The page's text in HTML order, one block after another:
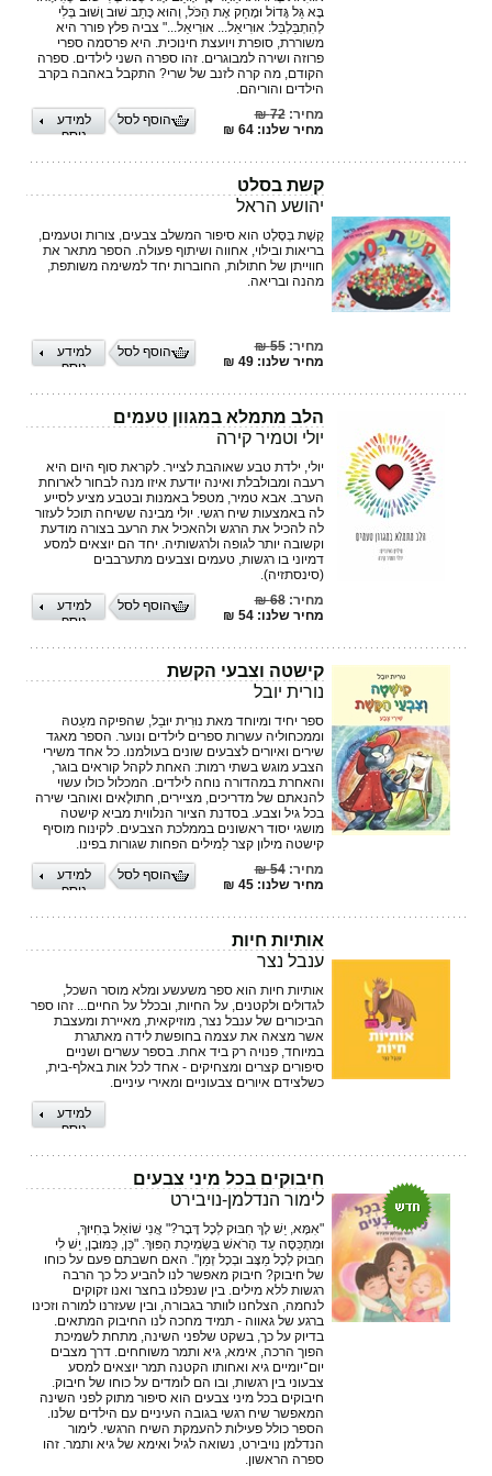
בָּא גַּל גָּדוֹל וּמָחַק אֶת הַכֹּל, וְהוּא כָּתַב שׁוּב וָשׁוּב בְּלִי
לְהִתְבַּלְבֵּל: אוּרִיאֵל... אוּרִיאֵל..." צביה פלץ פורר היא
משוררת, סופרת ויועצת חינוכית. היא פרסמה ספרי
פרוזה ושירה למבוגרים. זהו ספרה השני לילדים. ספרה
הקודם, מה קרה לזנב של שרי? התקבל באהבה בקרב
הילדים והוריהם.
מחיר:72 ₪
מחיר שלנו: 64 ₪
למידע
נוסף
הוסף לסל
קשת בסלט
יהושע הראל
קֶשֶׁת בְּסָּלָט הוא סיפור המשלב צבעים, צורות וטעמים,
בריאות ובילוי, אחווה ושיתוף פעולה. הספר מתאר את
חווייתן של חתולות, החוברות יחד למשימה משותפת,
מהנה ובריאה.
מחיר:55 ₪
מחיר שלנו: 49 ₪
למידע
נוסף
הוסף לסל
הלב מתמלא במגוון טעמים
יולי וטמיר קירה
יולי, ילדת טבע שאוהבת לצייר. לקראת סוף היום היא
רעבה ומבולבלת ואינה יודעת איזו מנה לבחור לארוחת
הערב. אבא טמיר, מטפל באמנות ובטבע מציע לסייע
לה באמצעות שיח רגשי. יולי מבינה ששיחה תוכל לעזור
לה להכיל את הרגש ולהאכיל את הרעב בצורה מודעת
וקשובה יותר לגופה ולרגשותיה. יחד הם יוצאים למסע
דמיוני בו רגשות, טעמים וצבעים מתערבבים
(סינסתזיה).
מחיר:68 ₪
מחיר שלנו: 54 ₪
למידע
נוסף
הוסף לסל
קישטה וצבעי הקשת
נורית יובל
ספר יחיד ומיוחד מאת נוּרִית יוּבַל, שהפיקה מעֵטהּ
וממכחוליה עשרות ספרים לילדים ונוער. הספר מאגד
שירים ואיורים לצבעים שונים בעולמנו. כל אחד משירי
הצבע מוגש בשתי רמות: האחת לקהל קוראים בוגר,
והאחרת במהדורה נוחה לילדים. המכלול כולו עשוי
להנאתם של מדריכים, מציירים, חתולָאים ואוהבי שירה
בכל גיל וצבע. בסדנת הציור הנלווית מביא קישטה
מושגי יסוד ראשונים בממלכת הצבעים. לקינוח מוסיף
קישטה מילון קצר לַמילים הפחות שגורות בפינו.
מחיר:54 ₪
מחיר שלנו: 45 ₪
למידע
נוסף
הוסף לסל
אותיות חיות
ענבל נצר
אותיות חיות הוא ספר משעשע ומלא מוסר השכל,
לגדולים ולקטנים, על החיות, ובכלל על החיים... זהו ספר
הביכורים של ענבל נצר, מוזיקאית, מאיירת ומעצבת
אשר מצאה את עצמה בחופשת לידה מאתגרת
במיוחד, פנויה רק ביד אחת. בספר עשרים ושניים
סיפורים קצרים ומצחיקים - אחד לכל אות באלף-בית,
כשלצידם איורים צבעוניים ומאירי עיניים.
למידע
נוסף
חיבוקים בכל מיני צבעים
לימור הנדלמן-נויבירט
"אִמָּא, יֵשׁ לָךְ חִבּוּק לְכָל דָּבָר?" אֲנִי שׁוֹאֵל בְּחִיּוּךְ,
וּמִתְכַּסֶּה עַד הָרֹאשׁ בִּשְׂמִיכַת הַפּוּךְ. "כֵּן, כַּמּוּבָן, יֵשׁ לִי
חִבּוּק לְכָל מַצָּב וּבְכָל זְמַן". האם חשבתם פעם על כוחו
של חיבוק? חיבוק מאפשר לנו להביע כל כך הרבה
רגשות ללא מילים. בין שנפלנו בחצר ואנו זקוקים
לנחמה, הצלחנו לוותר בגבורה, ובין שעזרנו למורה וזכינו
ברגע של גאווה - תמיד מחכה לנו החיבוק המתאים.
בדיוק על כך, בשקט שלפני השינה, מתחת לשמיכת
הפוך הרכה, אימא, גיא ותמר משוחחים. דרך מצבים
יום־יומיים גיא ואחותו הקטנה תמר יוצאים למסע
צבעוני בין רגשות, ובו הם לומדים על כוחו של חיבוק.
חיבוקים בכל מיני צבעים הוא סיפור מתוק לפני השינה
המאפשר שיח רגשי בגובה העיניים עם הילדים שלנו.
הספר כולל פעילות להעמקת השיח הרגשי. לימור
הנדלמן נויבירט, נשואה לגיל ואימא של גיא ותמר. זהו
ספרה הראשון.